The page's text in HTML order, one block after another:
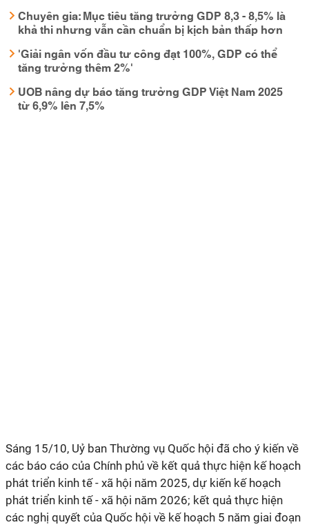
Chuyên gia: Mục tiêu tăng trưởng GDP 8,3 - 8,5% là
khả thi nhưng vẫn cần chuẩn bị kịch bản thấp hơn
'Giải ngân vốn đầu tư công đạt 100%, GDP có thể
tăng trưởng thêm 2%'
UOB nâng dự báo tăng trưởng GDP Việt Nam 2025
từ 6,9% lên 7,5%
Sáng 15/10, Uỷ ban Thường vụ Quốc hội đã cho ý kiến về
các báo cáo của Chính phủ về kết quả thực hiện kế hoạch
phát triển kinh tế - xã hội năm 2025, dự kiến kế hoạch
phát triển kinh tế - xã hội năm 2026; kết quả thực hiện
các nghị quyết của Quốc hội về kế hoạch 5 năm giai đoạn